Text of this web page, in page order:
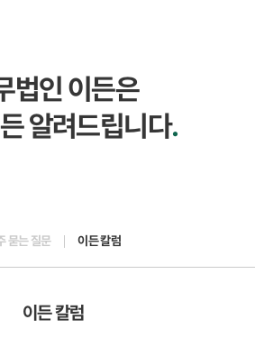
법인 이든은
알려드립니다.
묻는 질문 이든 칼럼
이든 칼럼